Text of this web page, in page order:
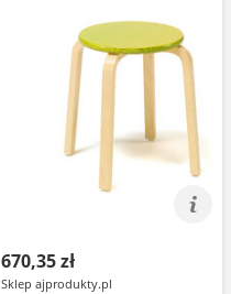
670,35 zł
Sklep ajprodukty.pl